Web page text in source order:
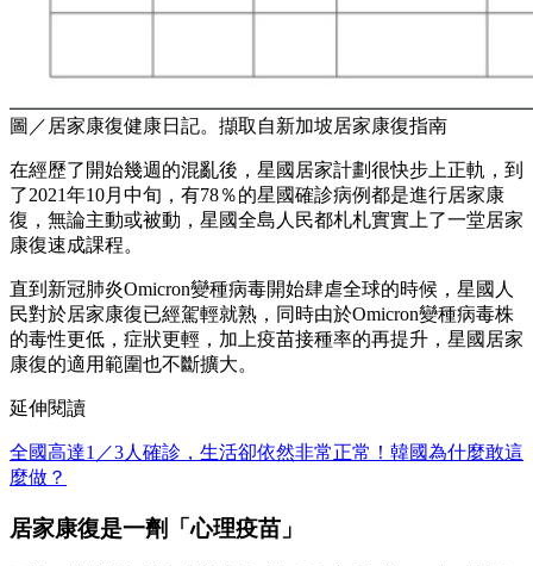
圖／居家康復健康日記。擷取自新加坡居家康復指南
在經歷了開始幾週的混亂後，星國居家計劃很快步上正軌，到
了2021年10月中旬，有78％的星國確診病例都是進行居家康
復，無論主動或被動，星國全島人民都札札實實上了一堂居家
康復速成課程。
直到新冠肺炎Omicron變種病毒開始肆虐全球的時候，星國人
民對於居家康復已經駕輕就熟，同時由於Omicron變種病毒株
的毒性更低，症狀更輕，加上疫苗接種率的再提升，星國居家
康復的適用範圍也不斷擴大。
延伸閱讀
全國高達1／3人確診，生活卻依然非常正常！韓國為什麼敢這
麼做？
居家康復是一劑「心理疫苗」